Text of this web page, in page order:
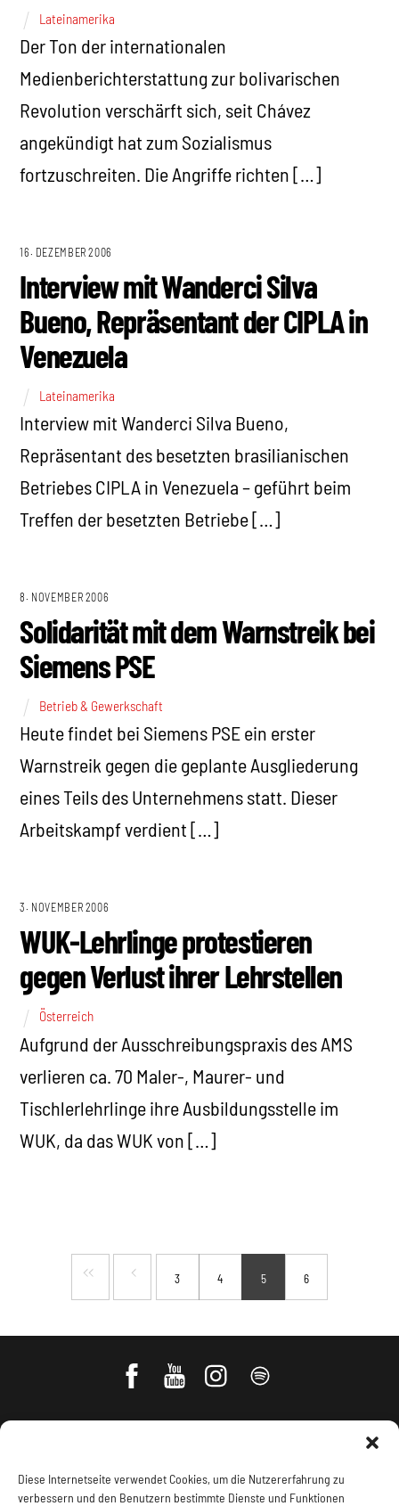
Diese Internetseite verwendet Cookies, um die Nutzererfahrung zu
verbessern und den Benutzern bestimmte Dienste und Funktionen
Lateinamerika
Der Ton der internationalen
Medienberichterstattung zur bolivarischen
Revolution verschärft sich, seit Chávez
angekündigt hat zum Sozialismus
fortzuschreiten. Die Angriffe richten […]
16. DEZEMBER 2006
Interview mit Wanderci Silva
Bueno, Repräsentant der CIPLA in
Venezuela
Lateinamerika
Interview mit Wanderci Silva Bueno,
Repräsentant des besetzten brasilianischen
Betriebes CIPLA in Venezuela – geführt beim
Treffen der besetzten Betriebe […]
8. NOVEMBER 2006
Solidarität mit dem Warnstreik bei
Siemens PSE
Betrieb & Gewerkschaft
Heute findet bei Siemens PSE ein erster
Warnstreik gegen die geplante Ausgliederung
eines Teils des Unternehmens statt. Dieser
Arbeitskampf verdient […]
3. NOVEMBER 2006
WUK-Lehrlinge protestieren
gegen Verlust ihrer Lehrstellen
Österreich
Aufgrund der Ausschreibungspraxis des AMS
verlieren ca. 70 Maler-, Maurer- und
Tischlerlehrlinge ihre Ausbildungsstelle im
WUK, da das WUK von […]
3 4 5 6